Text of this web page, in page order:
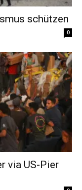
schützen
0
via US-Pier